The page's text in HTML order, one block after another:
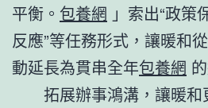
平衡。 包養網 」索出“政策
反應”等任務形式，讓暖和
動延長為貫串全年包養網
拓展辦事鴻溝，讓暖